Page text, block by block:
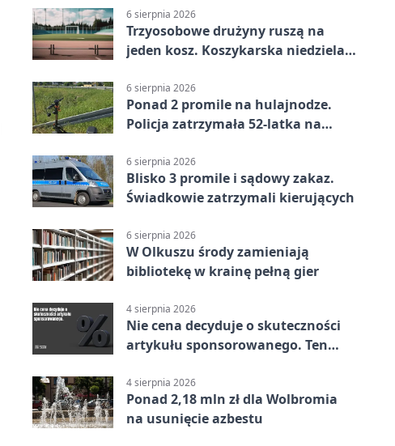
6 sierpnia 2026
Trzyosobowe drużyny ruszą na
jeden kosz. Koszykarska niedziela
6 sierpnia 2026
Ponad 2 promile na hulajnodze.
Policja zatrzymała 52-latka na
6 sierpnia 2026
Blisko 3 promile i sądowy zakaz.
Świadkowie zatrzymali kierujących
6 sierpnia 2026
W Olkuszu środy zamieniają
bibliotekę w krainę pełną gier
4 sierpnia 2026
Nie cena decyduje o skuteczności
artykułu sponsorowanego. Ten
4 sierpnia 2026
Ponad 2,18 mln zł dla Wolbromia
na usunięcie azbestu